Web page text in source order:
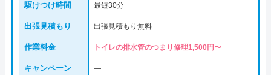
駆けつけ時間 最短30分
出張見積もり 出張見積もり無料
作業料金 トイレの排水管のつまり修理1,500円〜
キャンペーン ―